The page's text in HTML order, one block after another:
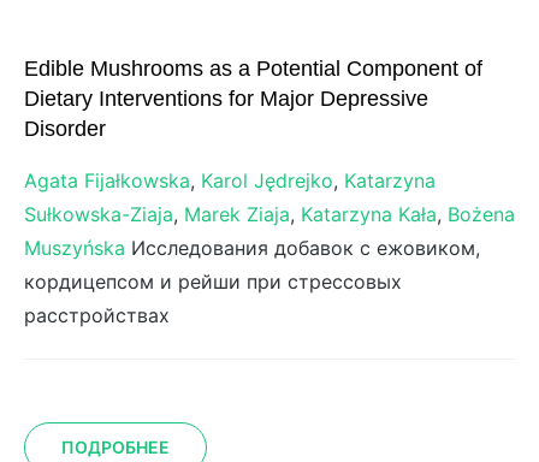
Edible Mushrooms as a Potential Component of
Dietary Interventions for Major Depressive
Disorder
Agata Fijałkowska, Karol Jędrejko, Katarzyna
Sułkowska-Ziaja, Marek Ziaja, Katarzyna Kała, Bożena
Muszyńska Исследования добавок с ежовиком,
кордицепсом и рейши при стрессовых
расстройствах
ПОДРОБНЕЕ